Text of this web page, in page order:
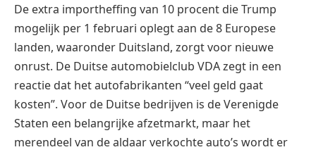
De extra importheffing van 10 procent die Trump
mogelijk per 1 februari oplegt aan de 8 Europese
landen, waaronder Duitsland, zorgt voor nieuwe
onrust. De Duitse automobielclub VDA zegt in een
reactie dat het autofabrikanten “veel geld gaat
kosten”. Voor de Duitse bedrijven is de Verenigde
Staten een belangrijke afzetmarkt, maar het
merendeel van de aldaar verkochte auto’s wordt er